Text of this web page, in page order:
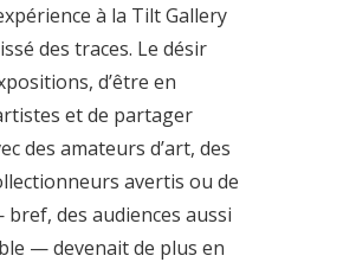
à la Tilt Gallery
des traces. Le désir
d’être en
et de partager
des amateurs d’art, des
avertis ou de
des audiences aussi
— devenait de plus en